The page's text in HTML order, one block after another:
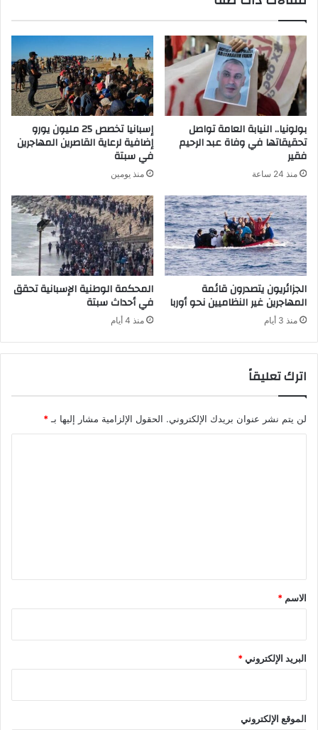
بولونيا.. النيابة العامة تواصل
تحقيقاتها في وفاة عبد الرحيم
فقير
منذ 24 ساعة
إسبانيا تخصص 25 مليون يورو
إضافية لرعاية القاصرين المهاجرين
في سبتة
منذ يومين
الجزائريون يتصدرون قائمة
المهاجرين غير النظاميين نحو أوربا
منذ 3 أيام
المحكمة الوطنية الإسبانية تحقق
في أحداث سبتة
منذ 4 أيام
اترك تعليقاً
لن يتم نشر عنوان بريدك الإلكتروني. الحقول الإلزامية مشار إليها بـ *
*
الاسم *
البريد الإلكتروني*
الموقع الإلكتروني